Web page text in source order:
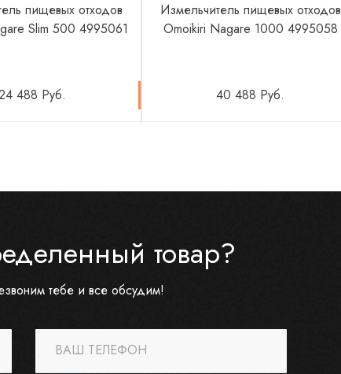
пищевых отходов
Slim 500 4995061
488 Руб.
Измельчитель пищевых отходов
Omoikiri Nagare 1000 4995058
40 488 Руб.
товар?
тебе и все обсудим!
ВАШ ТЕЛЕФОН